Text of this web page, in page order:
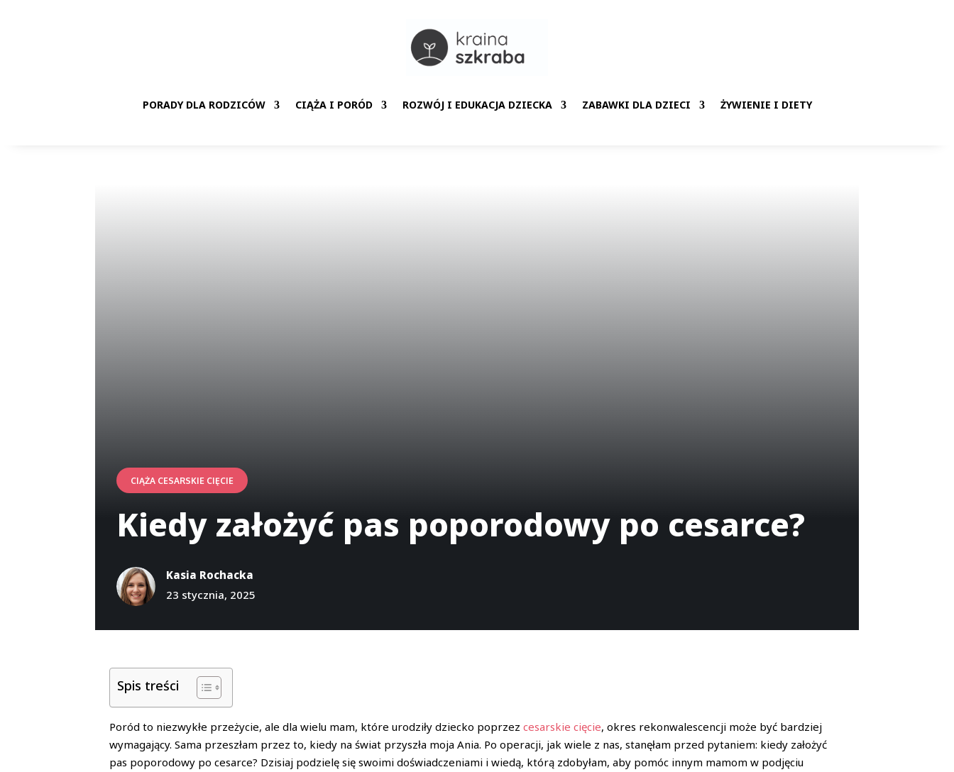
PORADY DLA RODZICÓW CIĄŻA I PORÓD ROZWÓJ I EDUKACJA DZIECKA ZABAWKI DLA DZIECI ŻYWIENIE I DIETY
CIĄŻA CESARSKIE CIĘCIE
Kiedy założyć pas poporodowy po cesarce?
Kasia Rochacka
23 stycznia, 2025
Spis treści
Poród to niezwykłe przeżycie, ale dla wielu mam, które urodziły dziecko poprzezcesarskie cięcie, okres rekonwalescencji może być bardziej
wymagający. Sama przeszłam przez to, kiedy na świat przyszła moja Ania. Po operacji, jak wiele z nas, stanęłam przed pytaniem: kiedy założyć
pas poporodowy po cesarce? Dzisiaj podzielę się swoimi doświadczeniami i wiedą, którą zdobyłam, aby pomóc innym mamom w podjęciu